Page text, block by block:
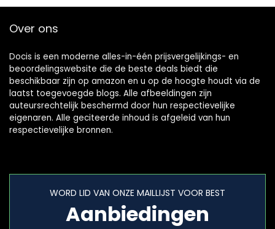
Over ons
Docis is een moderne alles-in-één prijsvergelijkings- en
beoordelingswebsite die de beste deals biedt die
beschikbaar zijn op amazon en u op de hoogte houdt via de
laatst toegevoegde blogs. Alle afbeeldingen zijn
auteursrechtelijk beschermd door hun respectievelijke
eigenaren. Alle geciteerde inhoud is afgeleid van hun
respectievelijke bronnen.
WORD LID VAN ONZE MAILLIJST VOOR BEST
Aanbiedingen